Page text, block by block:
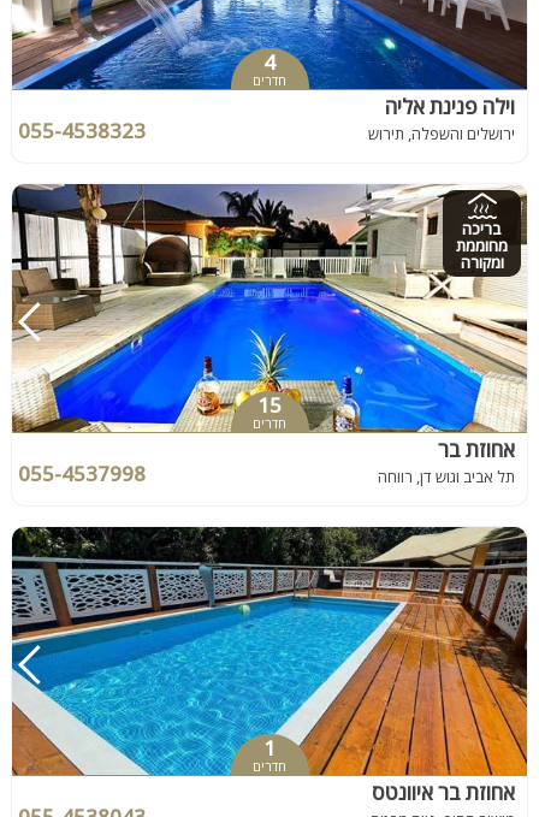
4
חדרים
וילה פנינת אליה
ירושלים והשפלה, תירוש 055-4538323
בריכה
מחוממת
ומקורה
15
חדרים
אחוזת בר
תל אביב וגוש דן, רווחה 055-4537998
1
חדרים
אחוזת בר איוונטס